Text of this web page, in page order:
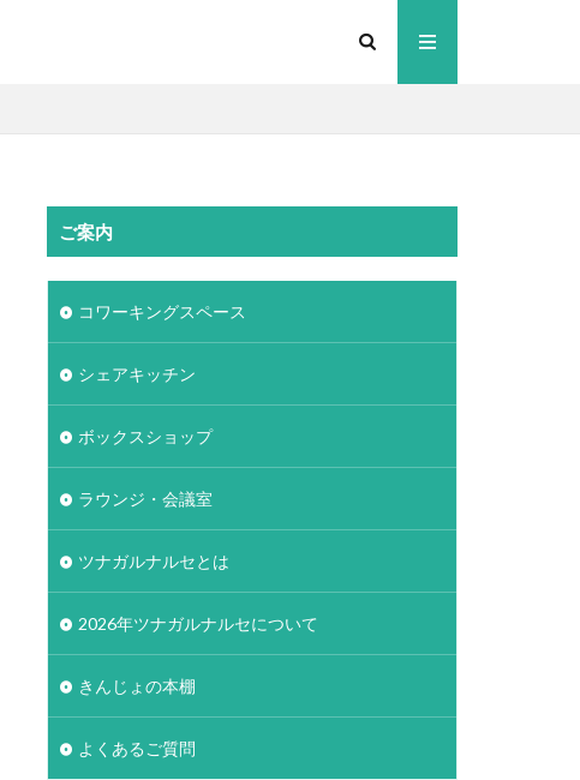
ご案内
コワーキングスペース
シェアキッチン
ボックスショップ
ラウンジ・会議室
ツナガルナルセとは
2026年ツナガルナルセについて
きんじょの本棚
よくあるご質問